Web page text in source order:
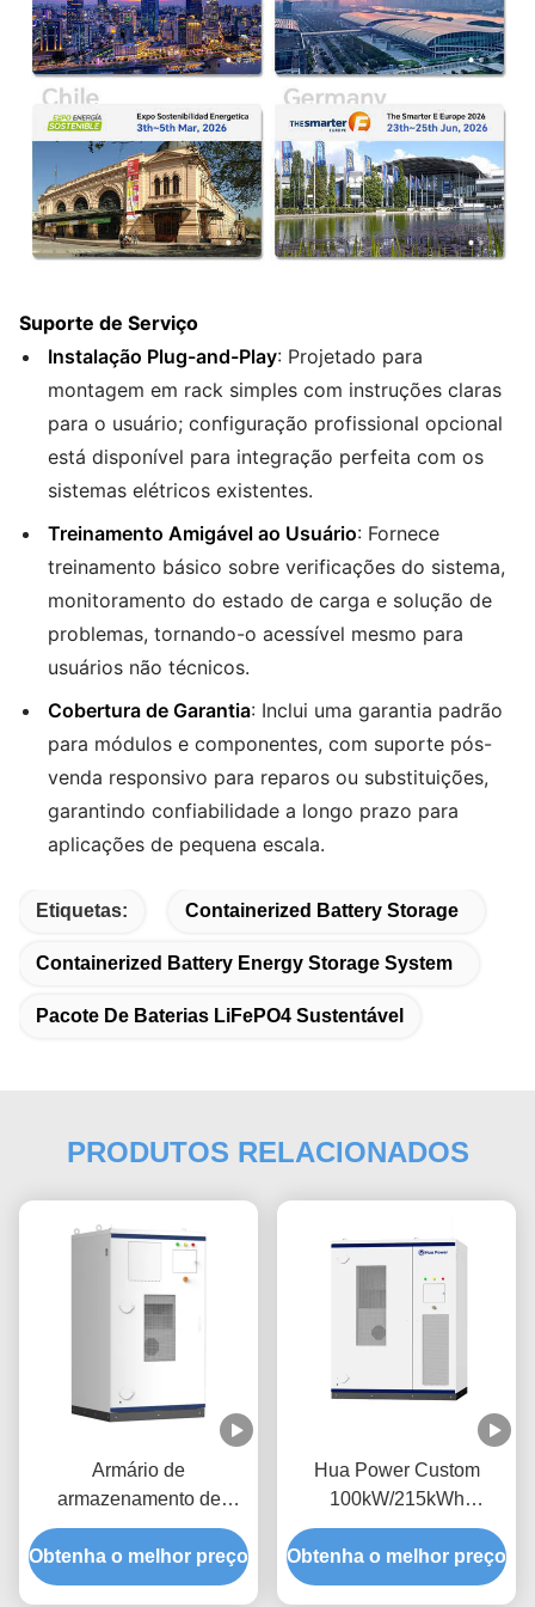
Suporte de Serviço
Instalação Plug-and-Play: Projetado para
montagem em rack simples com instruções claras
para o usuário; configuração profissional opcional
está disponível para integração perfeita com os
sistemas elétricos existentes.
Treinamento Amigável ao Usuário: Fornece
treinamento básico sobre verificações do sistema,
monitoramento do estado de carga e solução de
problemas, tornando-o acessível mesmo para
usuários não técnicos.
Cobertura de Garantia: Inclui uma garantia padrão
para módulos e componentes, com suporte pós-
venda responsivo para reparos ou substituições,
garantindo confiabilidade a longo prazo para
aplicações de pequena escala.
Etiquetas: Containerized Battery Storage
Containerized Battery Energy Storage System
Pacote De Baterias LiFePO4 Sustentável
PRODUTOS RELACIONADOS
Armário de
armazenamento de
energia externo de
100kW/200kWh, híbrido
on-grid off-grid, sistema
Obtenha o melhor preço
Hua Power Custom
100kW/215kWh
Frigorífico externo todo
em um ESS Gabinete PV
LiFePO4 Bateria Sistema
Obtenha o melhor preço